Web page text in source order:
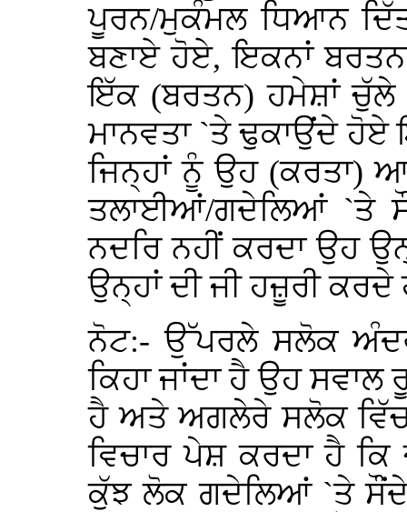
ਪੂਰਨ/ਮੁਕੰਮਲ ਧਿਆਨ
ਬਣਾਏ ਹੋਏ, ਇਕਨਾਂ
ਇੱਕ (ਬਰਤਨ) ਹਮੇਸ਼ਾਂ
ਮਾਨਵਤਾ `ਤੇ ਢੁਕਾਉਂਦੇ
ਜਿਨ੍ਹਾਂ ਨੂੰ ਉਹ (ਕਰਤਾ)
ਤਲਾਈਆਂ/ਗਦੇਲਿਆਂ `ਤੇ
ਨਦਰਿ ਨਹੀਂ ਕਰਦਾ ਉਹ
ਉਨ੍ਹਾਂ ਦੀ ਜੀ ਹਜ਼ੂਰੀ
ਨੋਟ:- ਉੱਪਰਲੇ ਸਲੋਕ
ਕਿਹਾ ਜਾਂਦਾ ਹੈ ਉਹ
ਹੈ ਅਤੇ ਅਗਲੇਰੇ ਸਲੋਕ
ਵਿਚਾਰ ਪੇਸ਼ ਕਰਦਾ ਹੈ
ਕੁੱਝ ਲੋਕ ਗਦੇਲਿਆਂ `ਤੇ ਸੌਂਦੇ